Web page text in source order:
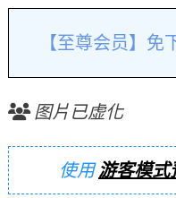
【至尊会员】
图片已虚化
使用游客模式